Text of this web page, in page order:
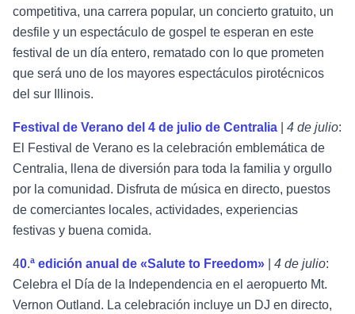
competitiva, una carrera popular, un concierto gratuito, un
desfile y un espectáculo de gospel te esperan en este
festival de un día entero, rematado con lo que prometen
que será uno de los mayores espectáculos pirotécnicos
del sur Illinois.
Festival de Verano del 4 de julio de Centralia 4 de julio:
El Festival de Verano es la celebración emblemática de
Centralia, llena de diversión para toda la familia y orgullo
por la comunidad. Disfruta de música en directo, puestos
de comerciantes locales, actividades, experiencias
festivas y buena comida.
40.ª edición anual de «Salute to Freedom» 4 de julio:
Celebra el Día de la Independencia en el aeropuerto Mt.
Vernon Outland. La celebración incluye un DJ en directo,